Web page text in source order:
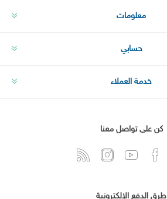
معلومات
حسابي
خدمة العملاء
كن على تواصل معنا
طرق الدفع الإلكترونية